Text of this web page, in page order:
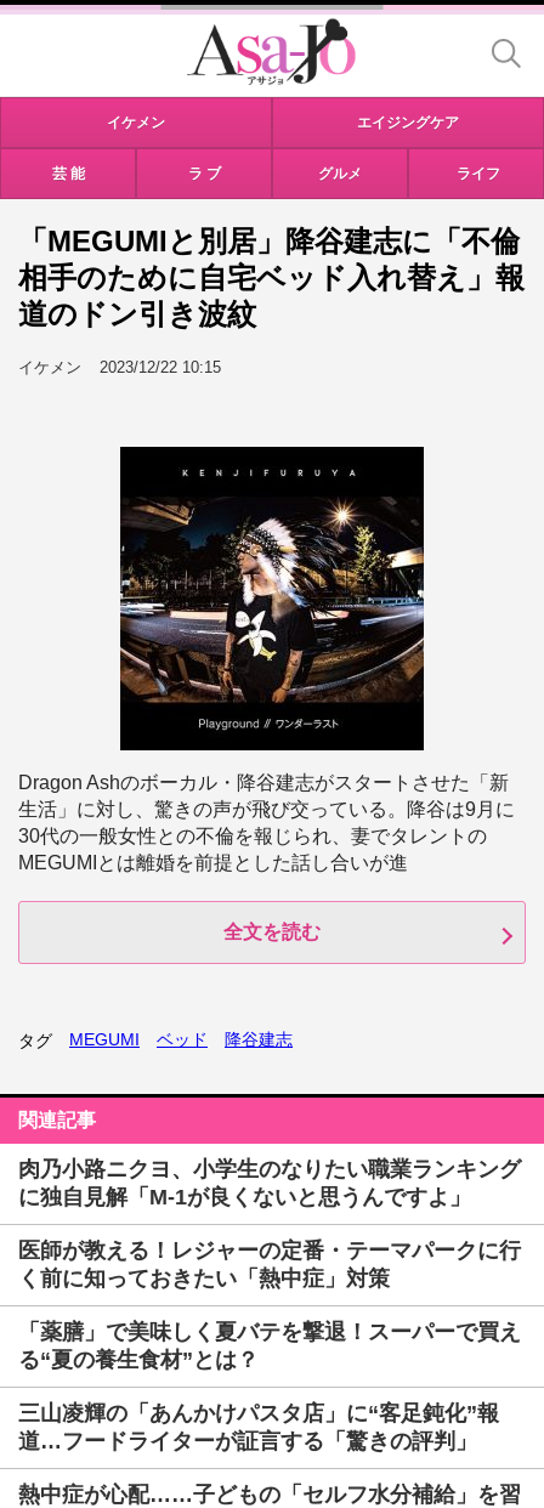
イケメン エイジングケア
芸 能 ラ ブ グルメ ライフ
「MEGUMIと別居」降谷建志に「不倫
相手のために自宅ベッド入れ替え」報
道のドン引き波紋
イケメン 2023/12/22 10:15
Dragon Ashのボーカル・降谷建志がスタートさせた「新
生活」に対し、驚きの声が飛び交っている。降谷は9月に
30代の一般女性との不倫を報じられ、妻でタレントの
MEGUMIとは離婚を前提とした話し合いが進
全文を読む
タグ MEGUMI ベッド 降谷建志
関連記事
肉乃小路ニクヨ、小学生のなりたい職業ランキング
に独自見解「M-1が良くないと思うんですよ」
医師が教える！レジャーの定番・テーマパークに行
く前に知っておきたい「熱中症」対策
「薬膳」で美味しく夏バテを撃退！スーパーで買え
る“夏の養生食材”とは？
三山凌輝の「あんかけパスタ店」に“客足鈍化”報
道…フードライターが証言する「驚きの評判」
熱中症が心配……子どもの「セルフ水分補給」を習